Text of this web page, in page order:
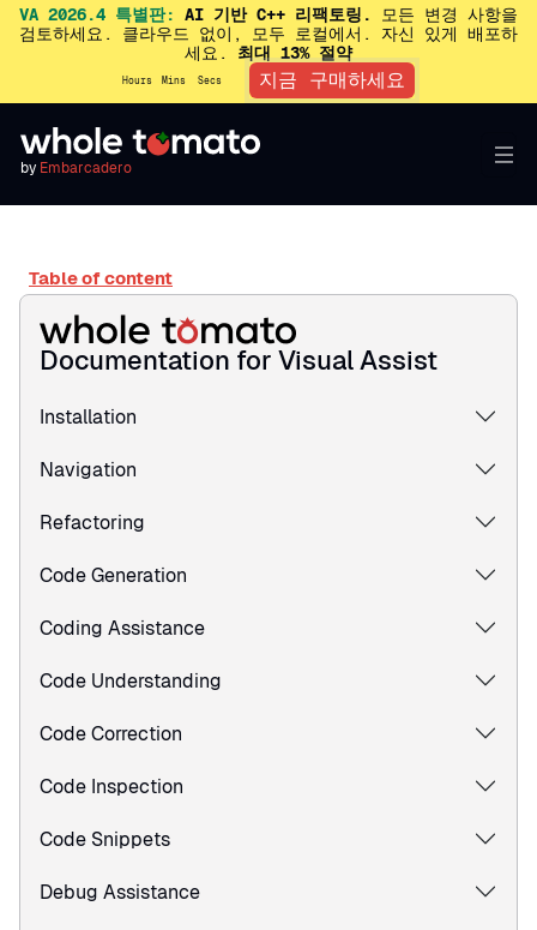
VA 2026.4 특별판: AI 기반 C++ 리팩토링.
모든 변경 사항을
검토하세요. 클라우드 없이, 모두 로컬에서. 자신 있게 배포하
세요. 최대 13% 절약
Hours Mins Secs 지금 구매하세요
by Embarcadero
Table of content
Documentation for Visual Assist
Installation
Navigation
Refactoring
Code Generation
Coding Assistance
Code Understanding
Code Correction
Code Inspection
Code Snippets
Debug Assistance